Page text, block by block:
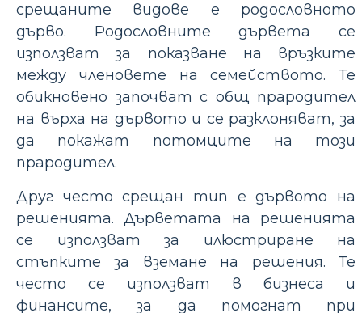
срещаните видове е родословното
дърво. Родословните дървета се
използват за показване на връзките
между членовете на семейството. Те
обикновено започват с общ прародител
на върха на дървото и се разклоняват, за
да покажат потомците на този
прародител.
Друг често срещан тип е дървото на
решенията. Дърветата на решенията
се използват за илюстриране на
стъпките за вземане на решения. Те
често се използват в бизнеса и
финансите, за да помогнат при